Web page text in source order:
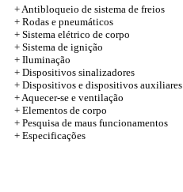
+ Antibloqueio de sistema de freios
+ Rodas e pneumáticos
+ Sistema elétrico de corpo
+ Sistema de ignição
+ Iluminação
+ Dispositivos sinalizadores
+ Dispositivos e dispositivos auxiliares
+Aquecer-se e ventilação
+ Elementos de corpo
+ Pesquisa de maus funcionamentos
+ Especificações